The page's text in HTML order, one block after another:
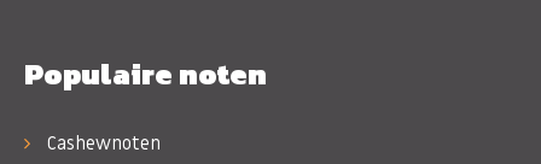
Populaire noten
Cashewnoten